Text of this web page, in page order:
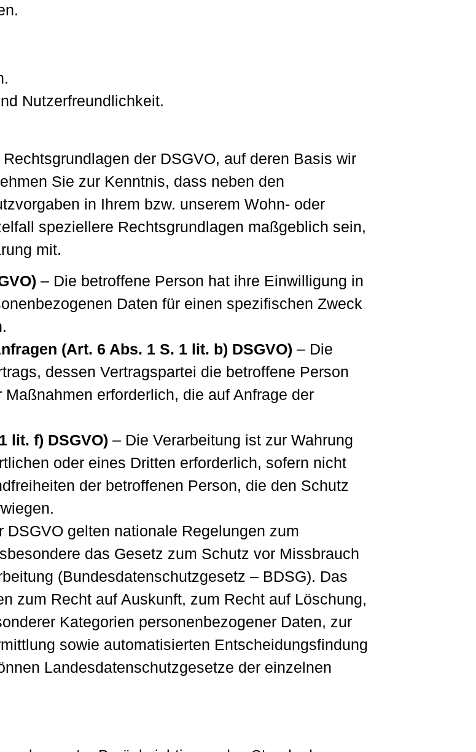
Nutzerfreundlichkeit.
der DSGVO, auf deren Basis wir
Sie zur Kenntnis, dass neben den
in Ihrem bzw. unserem Wohn- oder
speziellere Rechtsgrundlagen maßgeblich sein,
mit.
– Die betroffene Person hat ihre Einwilligung in
Daten für einen spezifischen Zweck
(Art. 6 Abs. 1 S. 1 lit. b) DSGVO) – Die
dessen Vertragspartei die betroffene Person
erforderlich, die auf Anfrage der
lit. f) DSGVO) – Die Verarbeitung ist zur Wahrung
oder eines Dritten erforderlich, sofern nicht
der betroffenen Person, die den Schutz
gelten nationale Regelungen zum
das Gesetz zum Schutz vor Missbrauch
(Bundesdatenschutzgesetz – BDSG). Das
zum Recht auf Auskunft, zum Recht auf Löschung,
Kategorien personenbezogener Daten, zur
sowie automatisierten Entscheidungsfindung
Landesdatenschutzgesetze der einzelnen